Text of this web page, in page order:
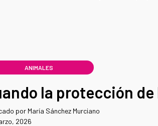
ANIMALES
la protección de
por María Sánchez Murciano
2026